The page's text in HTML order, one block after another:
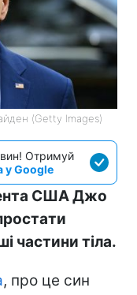
(Getty Images)
Отримуй
у Google
США Джо
частини тіла.
, про це син